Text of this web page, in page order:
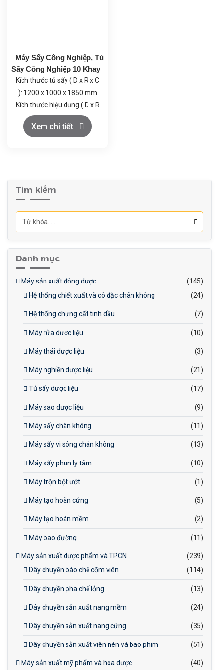
Máy Sấy Công Nghiệp, Tủ
Sấy Công Nghiệp 10 Khay
Kích thước tủ sấy ( D x R x C
): 1200 x 1000 x 1850 mm
Kích thước hiệu dụng ( D x R
x C ): 600 x 800 x 1300 mm
Sử dụng bông thủy tinh
Tủ có 10 khay
Kích thước khay:
Nhiệt độ trong buồng: 30°C
Xem chi tiết
Tìm kiếm
Danh mục
Máy sản xuất đông dược
(145)
Hệ thống chiết xuất và cô đặc chân không
(24)
Hệ thống chưng cất tinh dầu (7)
Máy rửa dược liệu (10)
Máy thái dược liệu (3)
Máy nghiền dược liệu (21)
Tủ sấy dược liệu (17)
Máy sao dược liệu (9)
Máy sấy chân không (11)
Máy sấy vi sóng chân không (13)
Máy sấy phun ly tâm (10)
Máy trộn bột ướt (1)
Máy tạo hoàn cứng (5)
Máy tạo hoàn mềm (2)
Máy bao đường (11)
Máy sản xuất dược phẩm và TPCN
(239)
Dây chuyền bào chế cốm viên
(114)
Dây chuyền pha chế lỏng (13)
Dây chuyền sản xuất nang mềm (24)
Dây chuyền sản xuất nang cứng (35)
Dây chuyền sản xuất viên nén và bao phim (51)
Máy sản xuất mỹ phẩm và hóa dược (40)